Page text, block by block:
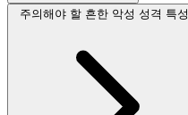
주의해야 할 흔한 악성 성격 특성